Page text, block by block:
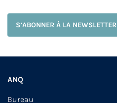
S’ABONNER À LA NEWSLETTER
ANQ
Bureau